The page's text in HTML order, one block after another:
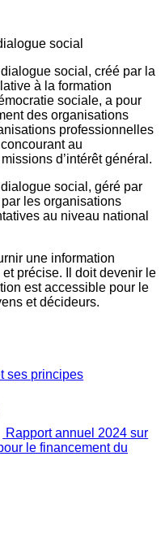
social, créé par la
à la formation
sociale, a pour
des organisations
professionnelles
au
d’intérêt général.
social, géré par
par les organisations
au niveau national
une information
précise. Il doit devenir le
est accessible pour le
et décideurs.
ses principes
Rapport annuel 2024 sur
le financement du